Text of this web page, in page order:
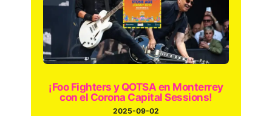
¡Foo Fighters y QOTSA en Monterrey
con el Corona Capital Sessions!
2025-09-02